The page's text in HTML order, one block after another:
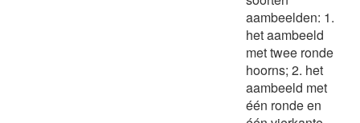
aambeelden: 1.
het aambeeld
met twee ronde
hoorns; 2. het
aambeeld met
één ronde en